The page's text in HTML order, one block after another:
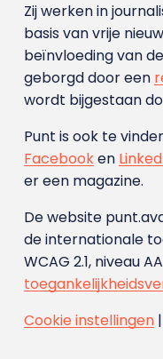
Zij werken in
basis van vrije
beïnvloeding van
geborgd door een
wordt bijgestaan
Punt is ook te
Facebooken
er een magazine.
De website
de internationale
WCAG 2.1, niveau
Cookie instellingen|